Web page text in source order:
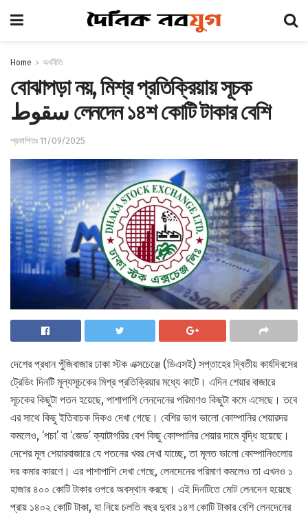
Home অর্থনীতি
বোঝাপড়া নয়, মিশ্র প্রতিক্রিয়ায় সূচক
سقوط লেনদেন ১৪শ কোটি টাকার বেশি
প্রকাশিতঃ 11/09/2025
দেশের প্রধান পুঁজিবাজার ঢাকা স্টক এক্সচেঞ্জে (ডিএসই) সপ্তাহের দ্বিতীয় কার্যদিবসের
ট্রেডিং দিনটি মূল্যসূচকের মিশ্র প্রতিক্রিয়ার মধ্যে কাটে। এদিন শেয়ার বাজারে
সূচকের কিছুটা পতন হয়েছে, পাশাপাশি লেনদেনের পরিমাণও কিছুটা কমে এসেছে। তবে
এর সাথে কিছু ইতিবাচক দিকও দেখা গেছে। বেশির ভাগ ভালো কোম্পানির শেয়ারদর
কমলেও, ‘পচা’ বা ‘জেড’ ক্যাটাগরির বেশ কিছু কোম্পানির শেয়ার দামে বৃদ্ধি হয়েছে।
দেশের মূল শেয়ারবাজারে যে পতনের খবর দেখা যাচ্ছে, তা মূলত ভালো কোম্পানিগুলোর
দর কমার কারণে। এর পাশাপাশি দেখা গেছে, লেনদেনের পরিমাণ কমলেও তা এখনও ১
হাজার ৪০০ কোটি টাকার ওপরে অবস্থান করছে। এই দিনটিতে মোট লেনদেন হয়েছে
প্রায় ১৪০২ কোটি টাকা, যা নিয়ে চলতি বছর দুবার ১৪শ কোটি টাকার বেশি লেনদেনের